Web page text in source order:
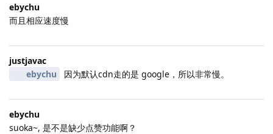
ebychu
而且相应速度慢
justjavac
ebychu
因为默认cdn走的是 google，所以非常慢。
ebychu
suoka~, 是不是缺少点赞功能啊？